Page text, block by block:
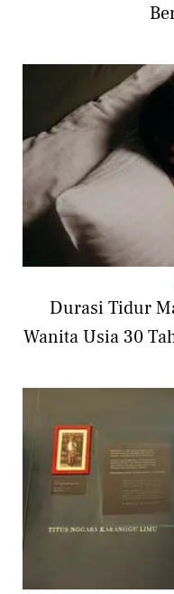
Durasi Tidur
Wanita Usia 30